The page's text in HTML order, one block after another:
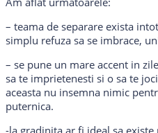
– teama de separare exista
simplu refuza sa se imbrace,
– se pune un mare accent in
sa te imprietenesti si o sa te
aceasta nu insemna nimic
puternica.